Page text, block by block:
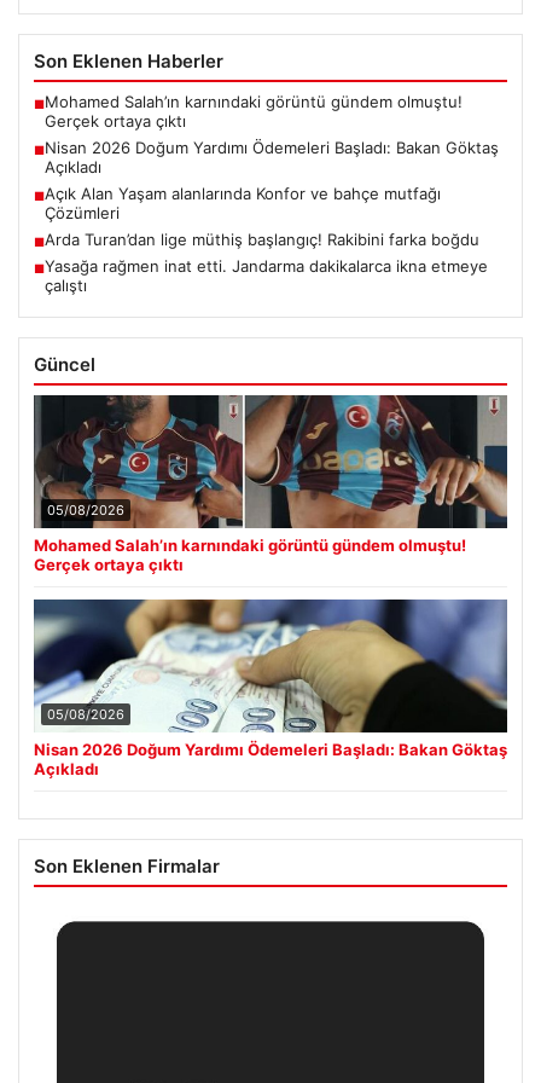
Son Eklenen Haberler
■Mohamed Salah’ın karnındaki görüntü gündem olmuştu!
Gerçek ortaya çıktı
■Nisan 2026 Doğum Yardımı Ödemeleri Başladı: Bakan Göktaş
Açıkladı
■Açık Alan Yaşam alanlarında Konfor ve bahçe mutfağı
Çözümleri
■Arda Turan’dan lige müthiş başlangıç! Rakibini farka boğdu
■Yasağa rağmen inat etti. Jandarma dakikalarca ikna etmeye
çalıştı
Güncel
05/08/2026
Mohamed Salah’ın karnındaki görüntü gündem olmuştu!
Gerçek ortaya çıktı
05/08/2026
Nisan 2026 Doğum Yardımı Ödemeleri Başladı: Bakan Göktaş
Açıkladı
Son Eklenen Firmalar